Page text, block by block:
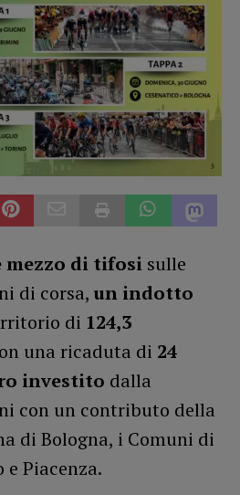
di tifosi sulle
di corsa, un indotto
di 124,3
una ricaduta di 24
investito dalla
con un contributo della
di Bologna, i Comuni di
Piacenza.